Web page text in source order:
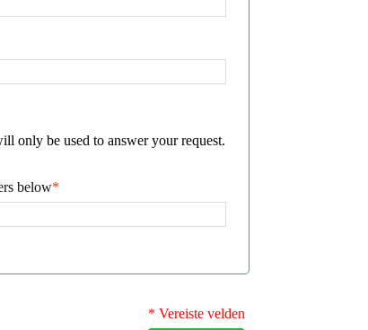
only be used to answer your request.
*
below
* Vereiste velden